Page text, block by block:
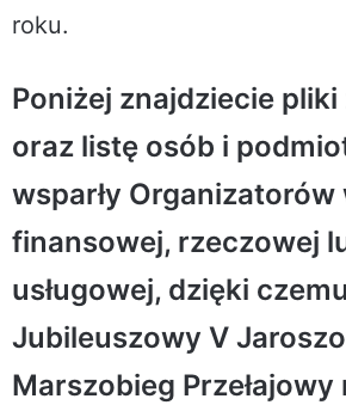
roku.
Poniżej znajdziecie
oraz listę osób i
wsparły
finansowej, rzeczowej
usługowej, dzięki czemu
Jubileuszowy V
Marszobieg Przełajowy